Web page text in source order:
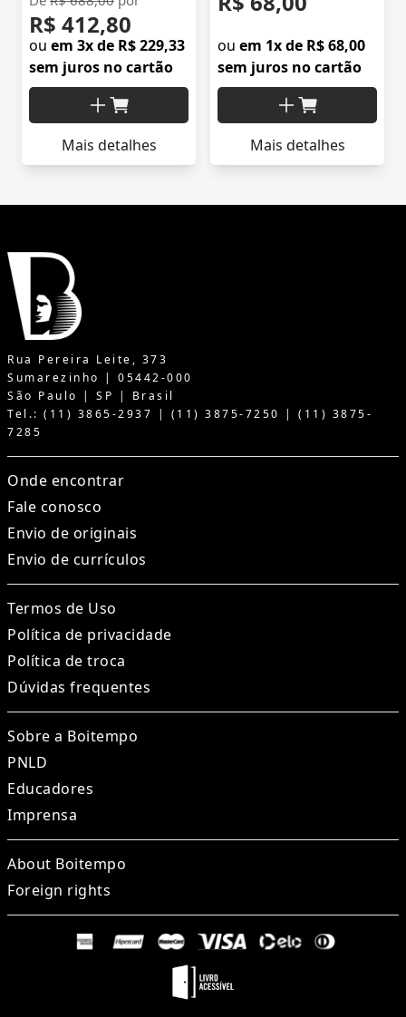
R$ 412,80
ou em 3x de R$ 229,33
sem juros no cartão
Mais detalhes
ou em 1x de R$ 68,00
sem juros no cartão
Mais detalhes
Rua Pereira Leite, 373
Sumarezinho | 05442-000
São Paulo | SP | Brasil
Tel.: (11) 3865-2937 | (11) 3875-7250 | (11) 3875-
7285
Onde encontrar
Fale conosco
Envio de originais
Envio de currículos
Termos de Uso
Política de privacidade
Política de troca
Dúvidas frequentes
Sobre a Boitempo
PNLD
Educadores
Imprensa
About Boitempo
Foreign rights